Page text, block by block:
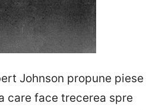
Johnson propune piese
care face trecerea spre